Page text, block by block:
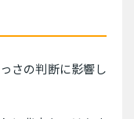
さの判断に影響し